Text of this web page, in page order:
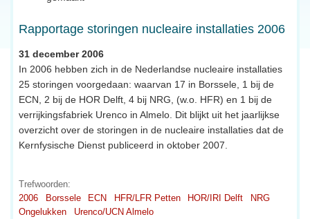
Rapportage storingen nucleaire installaties 2006
31 december 2006
In 2006 hebben zich in de Nederlandse nucleaire installaties
25 storingen voorgedaan: waarvan 17 in Borssele, 1 bij de
ECN, 2 bij de HOR Delft, 4 bij NRG, (w.o. HFR) en 1 bij de
verrijkingsfabriek Urenco in Almelo. Dit blijkt uit het jaarlijkse
overzicht over de storingen in de nucleaire installaties dat de
Kernfysische Dienst publiceerd in oktober 2007.
Trefwoorden:
2006
Borssele ECN HFR/LFR Petten HOR/IRI Delft
NRG
Ongelukken
Urenco/UCN Almelo